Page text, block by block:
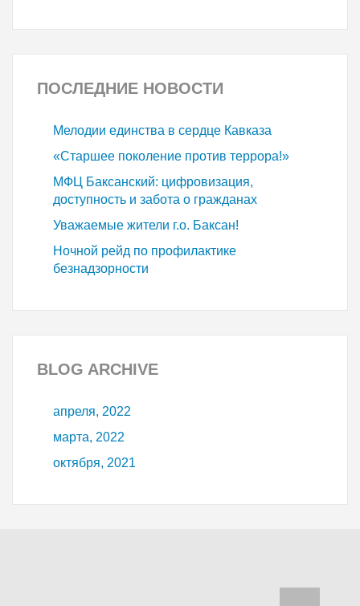
ПОСЛЕДНИЕ НОВОСТИ
Мелодии единства в сердце Кавказа
«Старшее поколение против террора!»
МФЦ Баксанский: цифровизация,
доступность и забота о гражданах
Уважаемые жители г.о. Баксан!
Ночной рейд по профилактике
безнадзорности
BLOG ARCHIVE
апреля, 2022
марта, 2022
октября, 2021